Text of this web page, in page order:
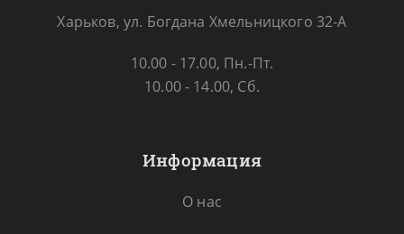
Харьков, ул. Богдана Хмельницкого 32-А
10.00 - 17.00, Пн.-Пт.
10.00 - 14.00, Сб.
Информация
О нас